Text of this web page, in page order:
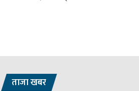
ताजा खबर